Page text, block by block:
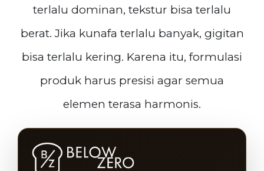
terlalu dominan, tekstur bisa terlalu
berat. Jika kunafa terlalu banyak, gigitan
bisa terlalu kering. Karena itu, formulasi
produk harus presisi agar semua
elemen terasa harmonis.